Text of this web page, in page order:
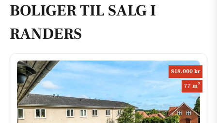
BOLIGER TIL SALG I
RANDERS
818.000 kr
77 m2